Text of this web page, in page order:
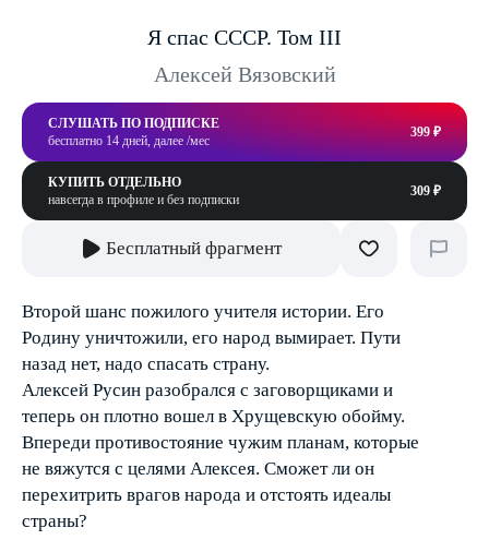
Я спас СССР. Том III
Алексей Вязовский
СЛУШАТЬ ПО ПОДПИСКЕ
бесплатно 14 дней, далее /мес
399 ₽
КУПИТЬ ОТДЕЛЬНО
навсегда в профиле и без подписки
309 ₽
Бесплатный фрагмент
Второй шанс пожилого учителя истории. Его
Родину уничтожили, его народ вымирает. Пути
назад нет, надо спасать страну.
Алексей Русин разобрался с заговорщиками и
теперь он плотно вошел в Хрущевскую обойму.
Впереди противостояние чужим планам, которые
не вяжутся с целями Алексея. Сможет ли он
перехитрить врагов народа и отстоять идеалы
страны?